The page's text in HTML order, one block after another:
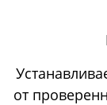
от